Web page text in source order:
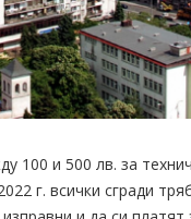
100 и 500 лв. за
г. всички сгради